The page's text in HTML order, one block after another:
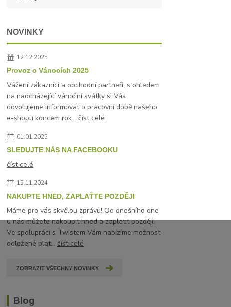
NOVINKY
12.12.2025
Provoz o Vánocích 2025
Vážení zákazníci a obchodní partneři, s ohledem
na nadcházející vánoční svátky si Vás
dovolujeme informovat o pracovní době našeho
e-shopu koncem rok...číst celé
01.01.2025
SLEDUJTE NÁS NA FACEBOOKU
číst celé
15.11.2024
NAKUPTE HNED, ZAPLAŤTE POZDĚJI
Máme pro vás skvělou zprávu! Od dnešního dne
u nás můžete nakoupit hned a zaplatit později.
Ve spolupráci s Twistem Vám nabízíme možnost
odložené plat...číst celé
ZOBRAZIT VŠECHNY NOVINKY
Blog